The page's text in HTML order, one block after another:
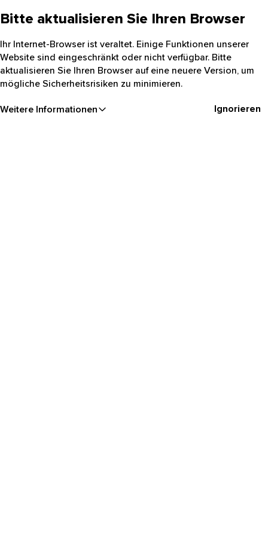
Bitte aktualisieren Sie Ihren Browser
Ihr Internet-Browser ist veraltet. Einige Funktionen unserer
Website sind eingeschränkt oder nicht verfügbar. Bitte
aktualisieren Sie Ihren Browser auf eine neuere Version, um
mögliche Sicherheitsrisiken zu minimieren.
Weitere Informationen Ignorieren